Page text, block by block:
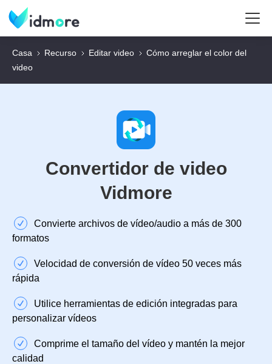
Casa Recurso Editar video
Cómo arreglar el color del
video
Convertidor de video
Vidmore
Convierte archivos de vídeo/audio a más de 300
formatos
Velocidad de conversión de vídeo 50 veces más
rápida
Utilice herramientas de edición integradas para
personalizar vídeos
Comprime el tamaño del vídeo y mantén la mejor
calidad